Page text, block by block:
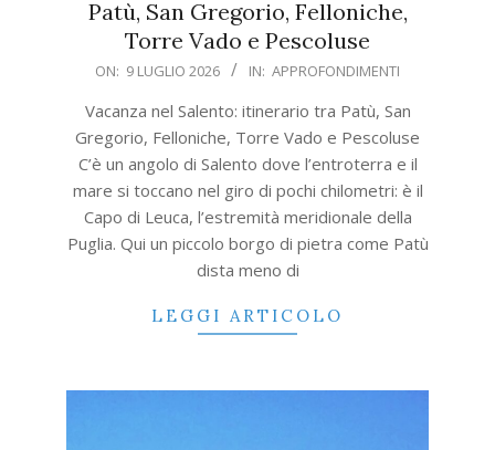
Patù, San Gregorio, Felloniche,
Torre Vado e Pescoluse
2026-
ON: 9 LUGLIO 2026 IN: APPROFONDIMENTI
Vacanza nel Salento: itinerario tra Patù, San
Gregorio, Felloniche, Torre Vado e Pescoluse
C’è un angolo di Salento dove l’entroterra e il
mare si toccano nel giro di pochi chilometri: è il
Capo di Leuca, l’estremità meridionale della
Puglia. Qui un piccolo borgo di pietra come Patù
dista meno di
LEGGI ARTICOLO